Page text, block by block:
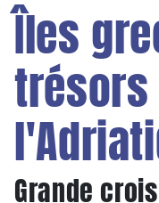
Îles
trésors
Grande